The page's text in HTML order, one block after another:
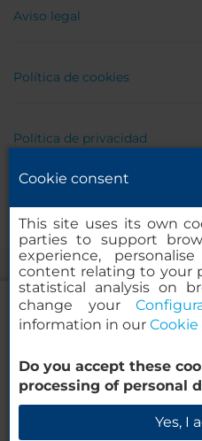
NH Collection
Verificar
Aviso legal
Política de cookies
Política de privacidad
© 2000-2026 MINOR HOTELS
120. 28003
Cookie consent
This site uses its own
parties to support
experience,
content relating to your
statistical analysis on
change your
information in our
Do you accept these
processing of personal
Yes, I